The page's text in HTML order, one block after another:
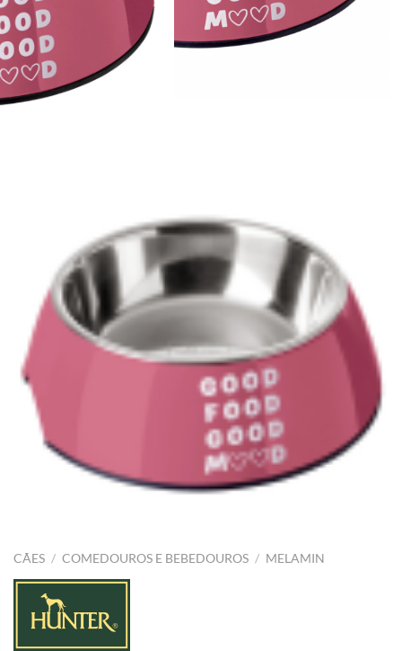
CÃES / COMEDOUROS E BEBEDOUROS / MELAMIN